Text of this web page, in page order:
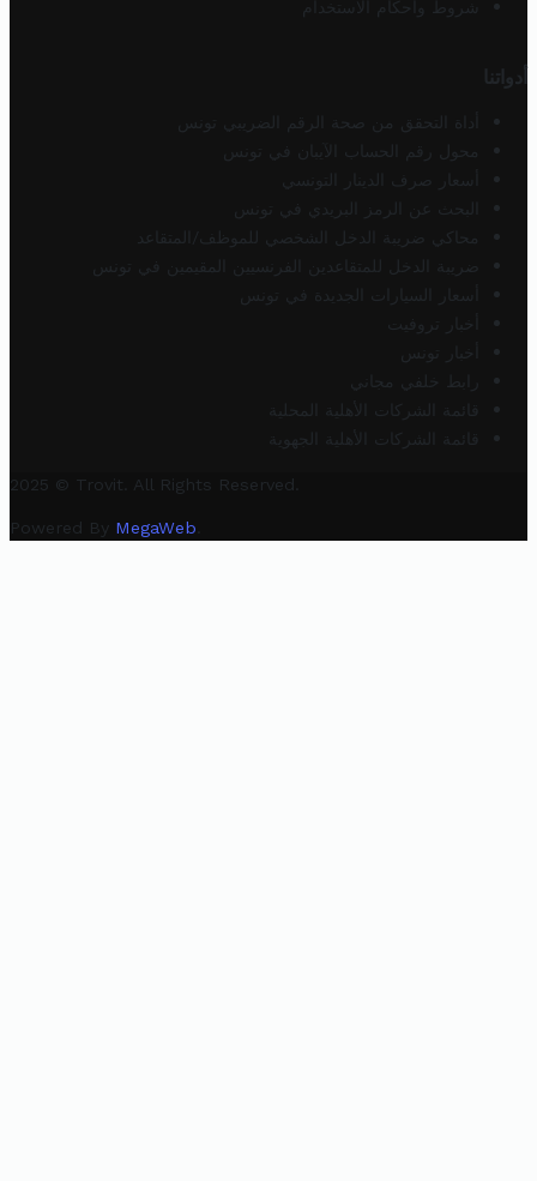
شروط وأحكام الاستخدام
أدواتنا
أداة التحقق من صحة الرقم الضريبي تونس
محول رقم الحساب الآيبان في تونس
أسعار صرف الدينار التونسي
البحث عن الرمز البريدي في تونس
محاكي ضريبة الدخل الشخصي للموظف/المتقاعد
ضريبة الدخل للمتقاعدين الفرنسيين المقيمين في تونس
أسعار السيارات الجديدة في تونس
أخبار تروفيت
أخبار تونس
رابط خلفي مجاني
قائمة الشركات الأهلية المحلية
قائمة الشركات الأهلية الجهوية
2025 © Trovit. All Rights Reserved.
Powered By MegaWeb